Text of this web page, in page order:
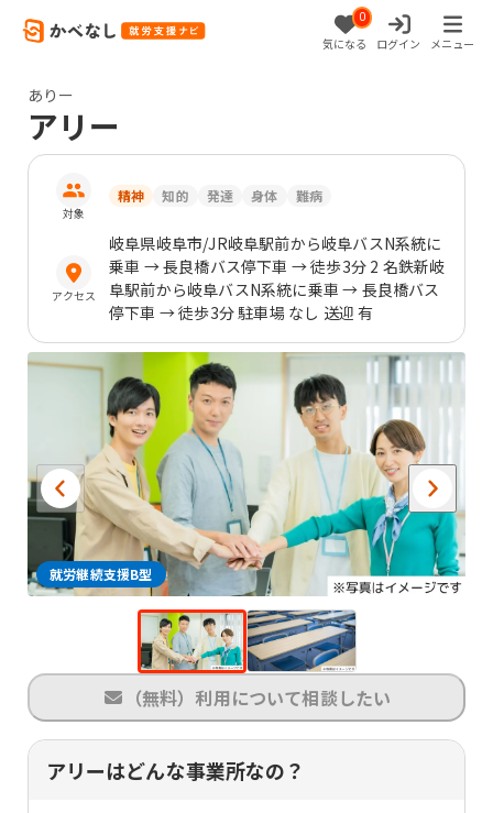
0
気になる ログイン メニュー
ありー
アリー
対象
精神 知的 発達 身体 難病
アクセス
岐阜県岐阜市/JR岐阜駅前から岐阜バスN系統に
乗車 → 長良橋バス停下車 → 徒歩3分 2 名鉄新岐
阜駅前から岐阜バスN系統に乗車 → 長良橋バス
停下車 → 徒歩3分 駐車場 なし 送迎 有
就労継続支援B型
（無料）利用について相談したい
アリーはどんな事業所なの？